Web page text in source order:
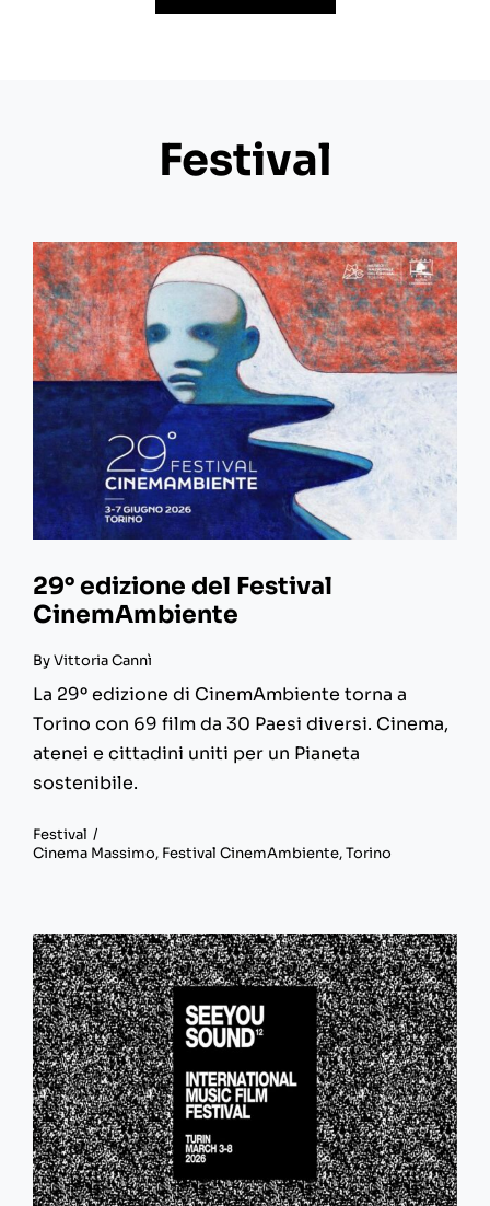
Festival
29° edizione del Festival
CinemAmbiente
ByVittoria Cannì
La 29º edizione di CinemAmbiente torna a
Torino con 69 film da 30 Paesi diversi. Cinema,
atenei e cittadini uniti per un Pianeta
sostenibile.
Festival /
Cinema Massimo, Festival CinemAmbiente,Torino